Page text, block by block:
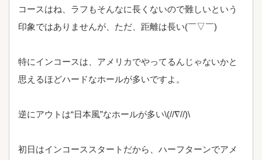
コースはね、ラフもそんなに長くないので難しいという
印象ではありませんが、ただ、距離は長い(￣▽￣)
特にインコースは、アメリカでやってるんじゃないかと
思えるほどハードなホールが多いですよ。
逆にアウトは“日本風”なホールが多い\(//∇//)\
初日はインコーススタートだから、ハーフターンでアメ